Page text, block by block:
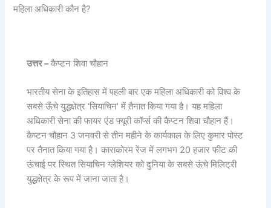
महिला अधिकारी कौन है?
उत्तर –कैप्टन शिवा चौहान
भारतीय सेना के इतिहास में पहली बार एक महिला अधिकारी को विश्व के
सबसे ऊँचे युद्धक्षेत्र ‘सियाचिन’ में तैनात किया गया है। यह महिला
अधिकारी सेना की फायर एंड फ्यूरी कॉर्प्स की कैप्टन शिवा चौहान हैं।
कैप्टन चौहान 3 जनवरी से तीन महीने के कार्यकाल के लिए कुमार पोस्ट
पर तैनात किया गया है। काराकोरम रेंज में लगभग 20 हजार फीट की
ऊंचाई पर स्थित सियाचिन ग्लेशियर को दुनिया के सबसे ऊंचे मिलिट्री
युद्धक्षेत्र के रूप में जाना जाता है।